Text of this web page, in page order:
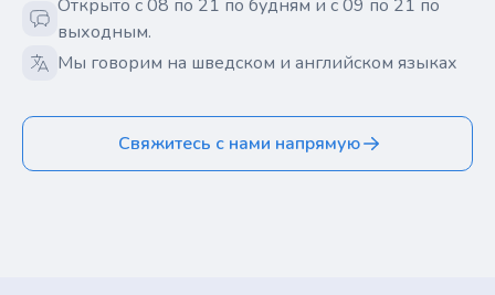
Открыто с 08 по 21 по будням и с 09 по 21 по
выходным.
Мы говорим на шведском и английском языках
Свяжитесь с нами напрямую